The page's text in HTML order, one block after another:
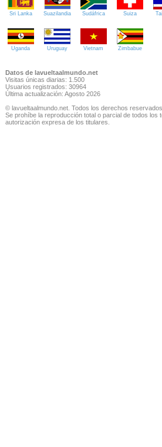
Sri Lanka Suazilandia Sudáfrica Suiza
Uganda Uruguay Vietnam Zimbabue
Datos de lavueltaalmundo.net
Visitas únicas diarias: 1.500
Usuarios registrados: 30964
Última actualización: Agosto 2026
© lavueltaalmundo.net. Todos los derechos reservados.
Se prohíbe la reproducción total o parcial de todos los
autorización expresa de los titulares.